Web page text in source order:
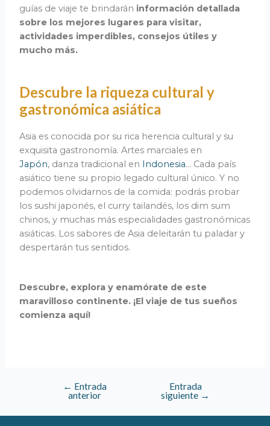
guías de viaje te brindarán información detallada
sobre los mejores lugares para visitar,
actividades imperdibles, consejos útiles y
mucho más.
Descubre la riqueza cultural y
gastronómica asiática
Asia es conocida por su rica herencia cultural y su
exquisita gastronomía. Artes marciales en
Japón, danza tradicional en Indonesia… Cada país
asiático tiene su propio legado cultural único. Y no
podemos olvidarnos de la comida: podrás probar
los sushi japonés, el curry tailandés, los dim sum
chinos, y muchas más especialidades gastronómicas
asiáticas. Los sabores de Asia deleitarán tu paladar y
despertarán tus sentidos.
Descubre, explora y enamórate de este
maravilloso continente. ¡El viaje de tus sueños
comienza aquí!
← Entrada
anterior
Entrada
siguiente →